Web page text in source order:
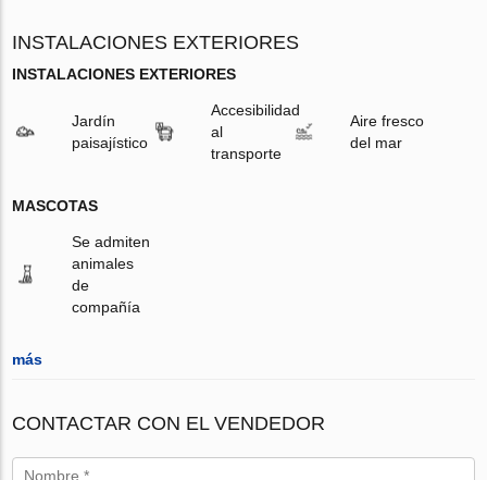
INSTALACIONES EXTERIORES
INSTALACIONES EXTERIORES
Jardín
paisajístico
Accesibilidad
al
transporte
Aire fresco
del mar
MASCOTAS
Se admiten
animales
de
compañía
más
CONTACTAR CON EL VENDEDOR